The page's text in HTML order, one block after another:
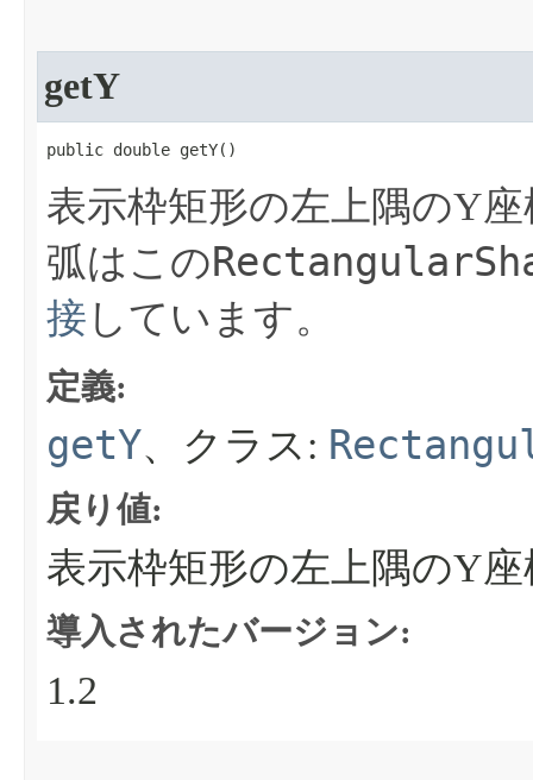
getY
public double getY​()
表示枠矩形の左上隅のY
弧はこの
接 しています。
定義:
getY、クラス:
戻り値:
表示枠矩形の左上隅のY座
導入されたバージョン:
1.2